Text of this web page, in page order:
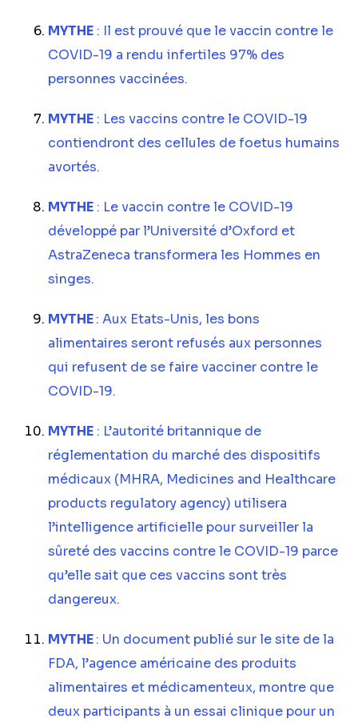
MYTHE : Il est prouvé que le vaccin contre le
COVID-19 a rendu infertiles 97% des
personnes vaccinées.
MYTHE : Les vaccins contre le COVID-19
contiendront des cellules de foetus humains
avortés.
MYTHE : Le vaccin contre le COVID-19
développé par l’Université d’Oxford et
AstraZeneca transformera les Hommes en
singes.
MYTHE: Aux Etats-Unis, les bons
alimentaires seront refusés aux personnes
qui refusent de se faire vacciner contre le
COVID-19.
MYTHE : L’autorité britannique de
réglementation du marché des dispositifs
médicaux (MHRA, Medicines and Healthcare
products regulatory agency) utilisera
l’intelligence artificielle pour surveiller la
sûreté des vaccins contre le COVID-19 parce
qu’elle sait que ces vaccins sont très
dangereux.
MYTHE: Un document publié sur le site de la
FDA, l’agence américaine des produits
alimentaires et médicamenteux, montre que
deux participants à un essai clinique pour un